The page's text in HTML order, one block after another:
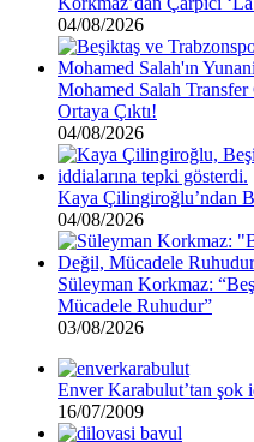
04/08/2026
Mohamed Salah Transfer
Ortaya Çıktı!
04/08/2026
Kaya Çilingiroğlu’ndan
04/08/2026
Süleyman Korkmaz:
Mücadele Ruhudur”
03/08/2026
Enver Karabulut’tan şok
16/07/2009